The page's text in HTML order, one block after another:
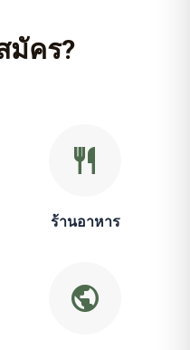
มัคร?
restaurant
ร้านอาหาร
public